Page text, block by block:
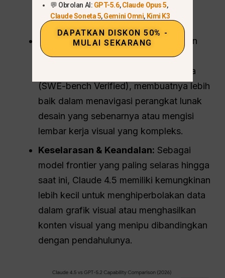
GPT-5 tetap lebih nyaman bagi non-
koder.
Utilitas Praktis:Claude 4.5 memimpin
dalam “Penggunaan Komputer” dan
rekayasa perangkat lunak dunia nyata
(SWE-bench Verified), membuatnya lebih
baik dalam menavigasi perangkat lunak
desain yang sebenarnya atau mengisi
lembar kerja visual yang kompleks.
Keselarasan & Keandalan: Sebagai
model frontier yang paling selaras hingga
saat ini, Claude 4.5 memiliki kemungkinan
lebih kecil untuk menghiperbolakan data
dalam grafik visual atau menghasilkan
konten visual yang menipu dibandingkan
dengan pendahulunya.
💬 Obrolan AI: GPT-5.6,Claude Opus 5,
Claude Soneta 5,Gemini Omni, Kimi K3
DAPATKAN DISKON 50% -
MULAI SEKARANG